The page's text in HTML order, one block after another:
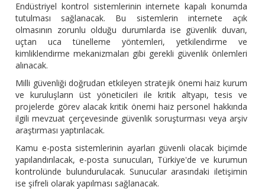
Endüstriyel kontrol sistemlerinin internete kapalı konumda
tutulması sağlanacak. Bu sistemlerin internete açık
olmasının zorunlu olduğu durumlarda ise güvenlik duvarı,
uçtan uca tünelleme yöntemleri, yetkilendirme ve
kimliklendirme mekanizmaları gibi gerekli güvenlik önlemleri
alınacak.
Milli güvenliği doğrudan etkileyen stratejik önemi haiz kurum
ve kuruluşların üst yöneticileri ile kritik altyapı, tesis ve
projelerde görev alacak kritik önemi haiz personel hakkında
ilgili mevzuat çerçevesinde güvenlik soruşturması veya arşiv
araştırması yaptırılacak.
Kamu e-posta sistemlerinin ayarları güvenli olacak biçimde
yapılandırılacak, e-posta sunucuları, Türkiye'de ve kurumun
kontrolünde bulundurulacak. Sunucular arasındaki iletişimin
ise şifreli olarak yapılması sağlanacak.